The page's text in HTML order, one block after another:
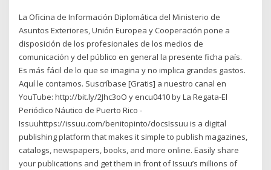
La Oficina de Información Diplomática del Ministerio de
Asuntos Exteriores, Unión Europea y Cooperación pone a
disposición de los profesionales de los medios de
comunicación y del público en general la presente ficha país.
Es más fácil de lo que se imagina y no implica grandes gastos.
Aquí le contamos. Suscríbase [Gratis] a nuestro canal en
YouTube: http://bit.ly/2Jhc3oO y encu0410 by La Regata-El
Periódico Náutico de Puerto Rico -
Issuuhttps://issuu.com/benitopinto/docsIssuu is a digital
publishing platform that makes it simple to publish magazines,
catalogs, newspapers, books, and more online. Easily share
your publications and get them in front of Issuu’s millions of